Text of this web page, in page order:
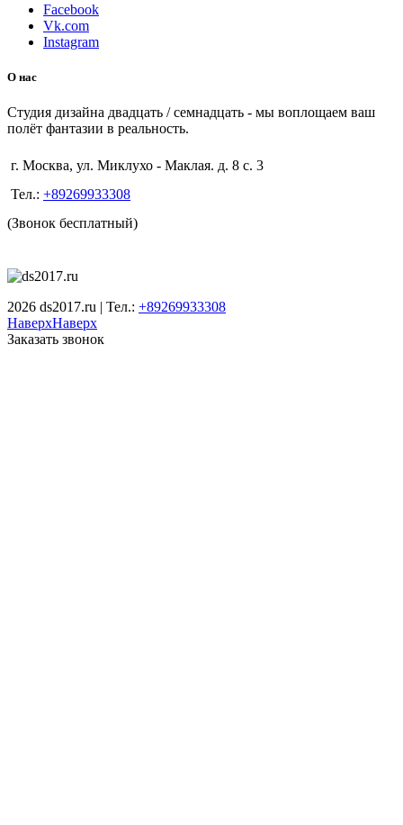
Facebook
Vk.com
Instagram
О нас
Студия дизайна двадцать / семнадцать - мы воплощаем ваш
полёт фантазии в реальность.
г. Москва, ул. Миклухо - Маклая. д. 8 с. 3
Тел.: +89269933308
(Звонок бесплатный)
2026 ds2017.ru | Тел.: +89269933308
НаверхНаверх
Заказать звонок